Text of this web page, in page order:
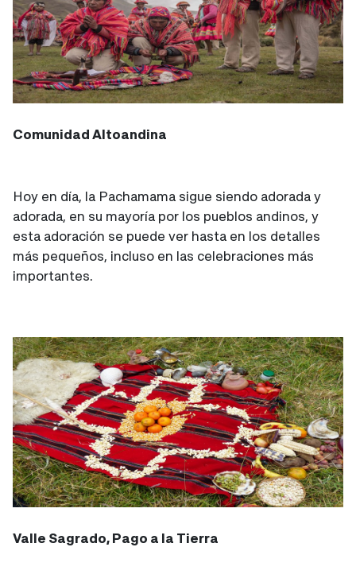
Comunidad Altoandina
Hoy en día, la Pachamama sigue siendo adorada y
adorada, en su mayoría por los pueblos andinos, y
esta adoración se puede ver hasta en los detalles
más pequeños, incluso en las celebraciones más
importantes.
Valle Sagrado, Pago a la Tierra